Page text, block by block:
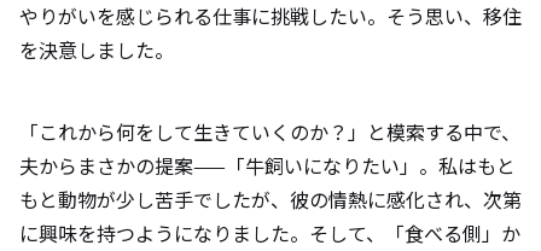
卒隊後の進路に、最も影響を与えた出来事
協力隊時代の自分と今の自分を比べて、ど
のような成長を感じますか？
やりがいを感じられる仕事に挑戦したい。そう思い、移住
を決意しました。
「これから何をして生きていくのか？」と模索する中で、
夫からまさかの提案——「牛飼いになりたい」。私はもと
もと動物が少し苦手でしたが、彼の情熱に感化され、次第
に興味を持つようになりました。そして、「食べる側」か